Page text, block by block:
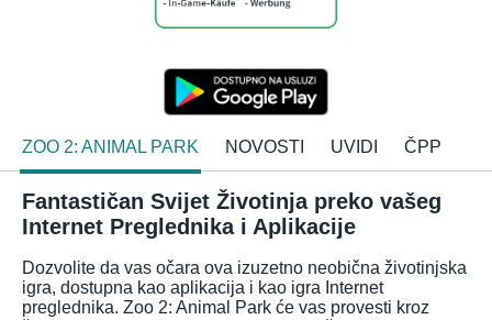
ZOO 2: ANIMAL PARK NOVOSTI UVIDI ČPP
Fantastičan Svijet Životinja preko vašeg
Internet Preglednika i Aplikacije
Dozvolite da vas očara ova izuzetno neobična životinjska
igra, dostupna kao aplikacija i kao igra Internet
preglednika. Zoo 2: Animal Park će vas provesti kroz